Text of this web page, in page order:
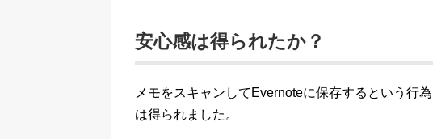
安心感は得られたか？
メモをスキャンしてEvernoteに保存するという行
は得られました。